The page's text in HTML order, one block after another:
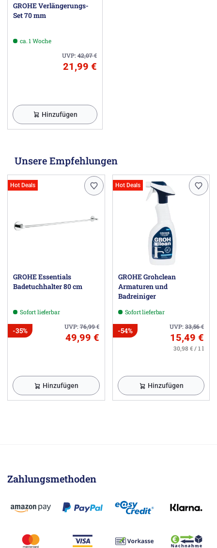
GROHE Verlängerungs-
Set 70 mm
ca. 1 Woche
UVP:42,07€
21,99 €
Hinzufügen
Unsere Empfehlungen
Hot Deals
GROHE Essentials
Badetuchhalter 80 cm
Sofort lieferbar
UVP:76,99€
-35%
49,99 €
Hinzufügen
Hot Deals
GROHE Grohclean
Armaturen und
Badreiniger
Sofort lieferbar
UVP:33,56€
-54%
15,49 €
30,98 € / 1 l
Hinzufügen
Zahlungsmethoden